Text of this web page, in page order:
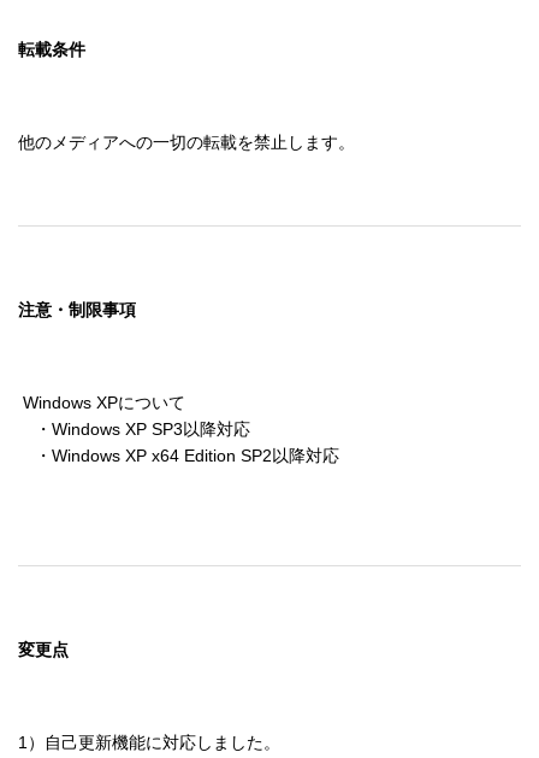
転載条件
他のメディアへの一切の転載を禁止します。
注意・制限事項
・Windows XP SP3以降対応
・Windows XP x64 Edition SP2以降対応
変更点
1）自己更新機能に対応しました。